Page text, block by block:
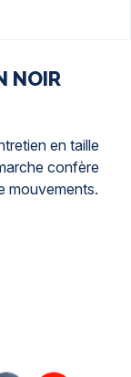
NOIR
en taille
confère
mouvements.